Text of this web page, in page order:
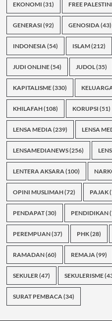
EKONOMI (31) FREE
GENERASI (92) GENOSIDA(43)
INDONESIA(54) ISLAM(212)
JUDI ONLINE(54) JUDOL(35)
KAPITALISME(330)
KHILAFAH(108) KORUPSI (51)
LENSA MEDIA(239) LENSA
LENSAMEDIANEWS(256)
LENTERA AKSARA(100)
OPINI MUSLIMAH(72) PAJAK
PENDAPAT(30) PENDIDIKAN
PEREMPUAN(37) PHK(28)
RAMADAN(60) REMAJA(99)
SEKULER(47) SEKULERISME
SURAT PEMBACA(34)